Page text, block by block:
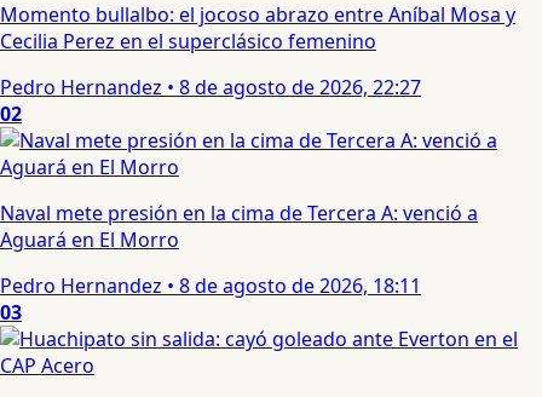
Momento bullalbo: el jocoso abrazo entre Aníbal Mosa y
Cecilia Perez en el superclásico femenino
Pedro Hernandez • 8 de agosto de 2026, 22:27
02
Naval mete presión en la cima de Tercera A: venció a
Aguará en El Morro
Pedro Hernandez • 8 de agosto de 2026, 18:11
03